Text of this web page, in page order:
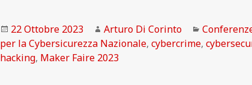
Scritto
il
22 Ottobre 2023 Autore
Arturo Di Corinto Categorie
per la Cybersicurezza Nazionale,cybercrime,
hacking, Maker Faire 2023